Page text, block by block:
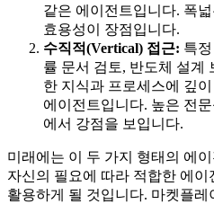
같은 에이전트입니다. 폭
효용성이 장점입니다.
수직적(Vertical) 접근: 특
률 문서 검토, 반도체 설계
한 지식과 프로세스에 깊이
에이전트입니다. 높은 전
에서 강점을 보입니다.
미래에는 이 두 가지 형태의 에
자신의 필요에 따라 적합한 에
활용하게 될 것입니다. 마켓플